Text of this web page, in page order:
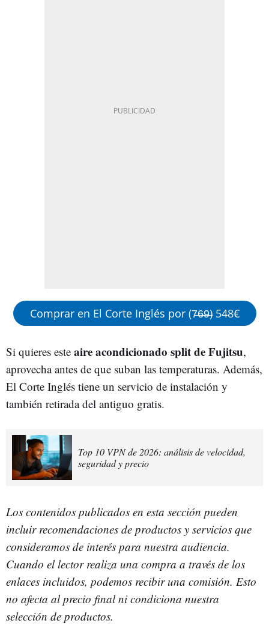
Comprar en El Corte Inglés por (7̶6̶9̶) 548€
Si quieres este aire acondicionado split de Fujitsu,
aprovecha antes de que suban las temperaturas. Además,
El Corte Inglés tiene un servicio de instalación y
también retirada del antiguo gratis.
Top 10 VPN de 2026: análisis de velocidad,
seguridad y precio
Los contenidos publicados en esta sección pueden
incluir recomendaciones de productos y servicios que
consideramos de interés para nuestra audiencia.
Cuando el lector realiza una compra a través de los
enlaces incluidos, podemos recibir una comisión. Esto
no afecta al precio final ni condiciona nuestra
selección de productos.